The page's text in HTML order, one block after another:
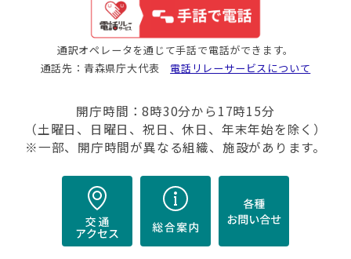
通訳オペレータを通じて手話で電話ができます。
通話先：青森県庁大代表 電話リレーサービスについて
開庁時間：8時30分から17時15分
（土曜日、日曜日、祝日、休日、年末年始を除く）
※一部、開庁時間が異なる組織、施設があります。